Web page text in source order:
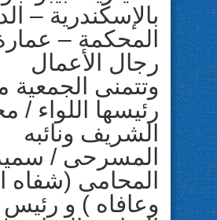
بالإسكندرية –
المحكمة –
رجال الأعمال
وتتمنى
رئيسها اللواء
الشريف ونائبه
المسرحى /
المحامى (شفاه
وعافاه ) و رئيس